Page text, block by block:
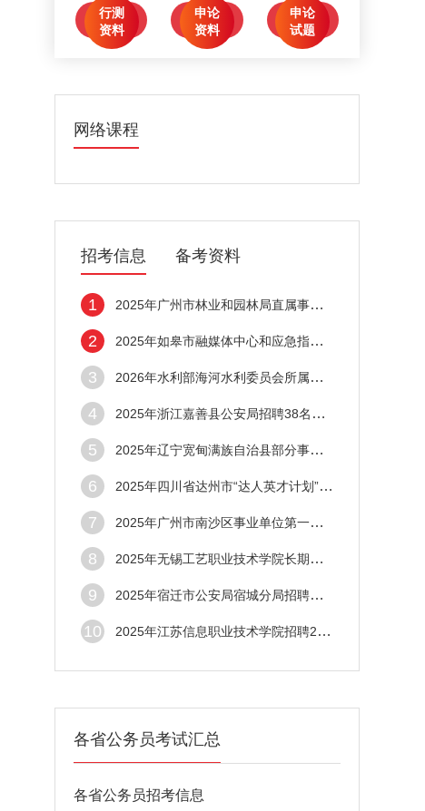
行测
资料
点击领取
申论
资料
点击领取
申论
试题
点击领取
网络课程
招考信息 备考资料
1 2025年广州市林业和园林局直属事业单位第1
2 2025年如皋市融媒体中心和应急指挥服务中心
3 2026年水利部海河水利委员会所属事业单位招
4 2025年浙江嘉善县公安局招聘38名警务辅助人
5 2025年辽宁宽甸满族自治县部分事业单位招聘
6 2025年四川省达州市“达人英才计划”事业单
7 2025年广州市南沙区事业单位第一批高校校园
8 2025年无锡工艺职业技术学院长期招聘4名高
9 2025年宿迁市公安局宿城分局招聘警务辅助人
10 2025年江苏信息职业技术学院招聘2名工作人
各省公务员考试汇总
各省公务员招考信息